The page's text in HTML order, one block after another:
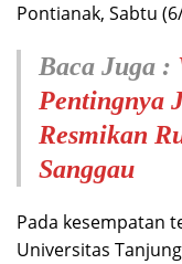
Pontianak, Sabtu
Baca Juga :
Pentingnya
Resmikan
Sanggau
Pada kesempatan
Universitas